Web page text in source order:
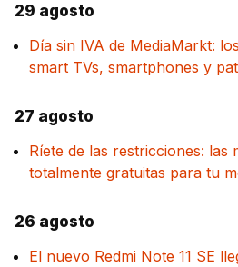
29 agosto
Día sin IVA de MediaMarkt:
smart TVs, smartphones y
27 agosto
Ríete de las restricciones: las
totalmente gratuitas para tu
26 agosto
El nuevo Redmi Note 11 SE